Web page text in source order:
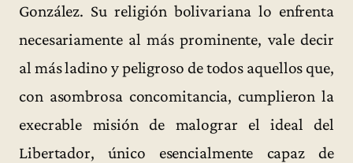
González. Su religión bolivariana lo enfrenta
necesariamente al más prominente, vale decir
al más ladino y peligroso de todos aquellos que,
con asombrosa concomitancia, cumplieron la
execrable misión de malograr el ideal del
Libertador, único esencialmente capaz de